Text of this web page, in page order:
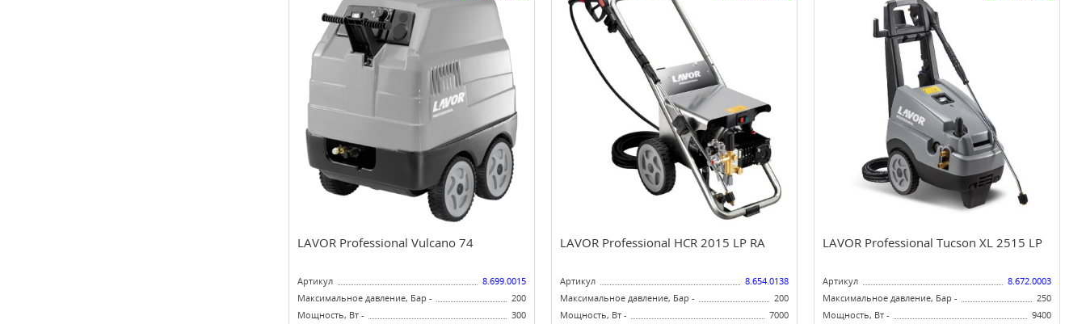
LAVOR Professional Vulcano 74
Артикул
8.699.0015
Максимальное давление, Бар -
200
Мощность, Вт -
300
LAVOR Professional HCR 2015 LP RA
Артикул
8.654.0138
Максимальное давление, Бар -
200
Мощность, Вт -
7000
LAVOR Professional Tucson XL 2515 LP
Артикул
8.672.0003
Максимальное давление, Бар -
250
Мощность, Вт -
9400